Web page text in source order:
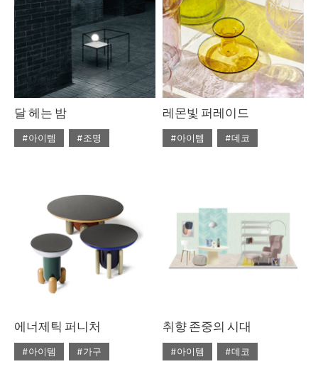
#의자
#자라홈
#조명
#체어
#테이블
#토즈
#펌리빙
달 헤는 밤
#아이템
#조명
#조명 디자인
#테이블
#트렌드
레몬빛 퍼레이드
#아이템
#데코
#에르메스
#테이블
#토즈
#패션
에너제틱 퍼니처
#아이템
#가구
취향 존중의 시대
#아이템
#데코